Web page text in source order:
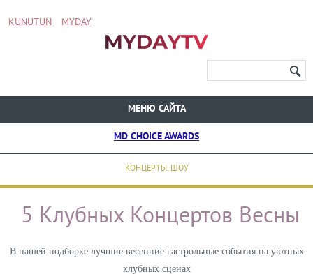
KUNUTUN MYDAY
МЕНЮ САЙТА
MD CHOICE AWARDS
КОНЦЕРТЫ, ШОУ
5 Клубных Концертов Весны
В нашей подборке лучшие весенние гастрольные события на уютных
клубных сценах